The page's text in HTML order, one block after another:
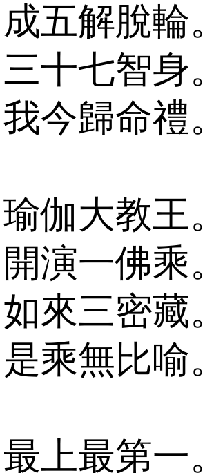
成五解脫輪。
三十七智身。
我今歸命禮。
瑜伽大教王。
開演一佛乘。
如來三密藏。
是乘無比喻。
最上最第一。